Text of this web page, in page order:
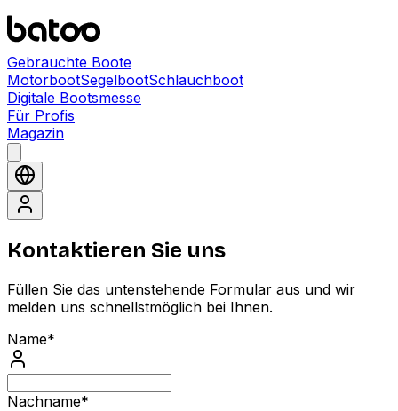
Gebrauchte Boote
MotorbootSegelbootSchlauchboot
Digitale Bootsmesse
Für Profis
Magazin
Kontaktieren Sie uns
Füllen Sie das untenstehende Formular aus und wir
melden uns schnellstmöglich bei Ihnen.
Name*
Nachname*